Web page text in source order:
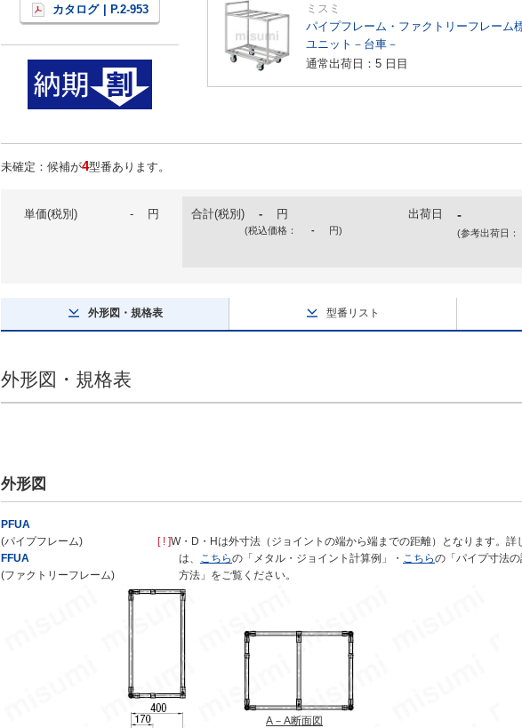
カタログ | P.2-953
ミスミ
パイプフレーム・ファクトリーフレーム
ユニット－台車－
通常出荷日：5 日目
未確定：候補が4型番あります。
単価(税別) - 円 合計(税別) - 円
(税込価格： - 円)
出荷日 -
(参考出荷日：
外形図・規格表 型番リスト
外形図・規格表
外形図
PFUA
(パイプフレーム)
FFUA
(ファクトリーフレーム)
[ ! ]W・D・Hは外寸法（ジョイントの端から端までの距離）となります。詳
は、 こちらの「メタル・ジョイント計算例」・ こちらの「パイプ寸法
方法」をご覧ください。
A－A断面図